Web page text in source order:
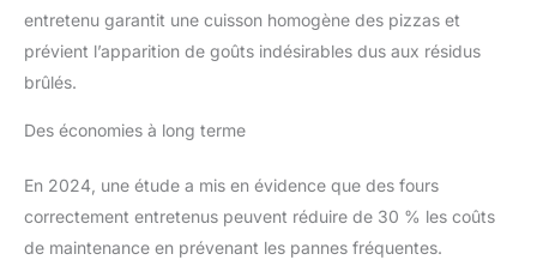
entretenu garantit une cuisson homogène des pizzas et
prévient l’apparition de goûts indésirables dus aux résidus
brûlés.
Des économies à long terme
En 2024, une étude a mis en évidence que des fours
correctement entretenus peuvent réduire de 30 % les coûts
de maintenance en prévenant les pannes fréquentes.